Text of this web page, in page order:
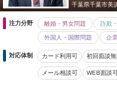
千葉県千葉市美
注力分野 離婚・男女問題 詐欺
外国人・国際問題 企
対応体制 カード利用可 初回面談
メール相談可 WEB面談